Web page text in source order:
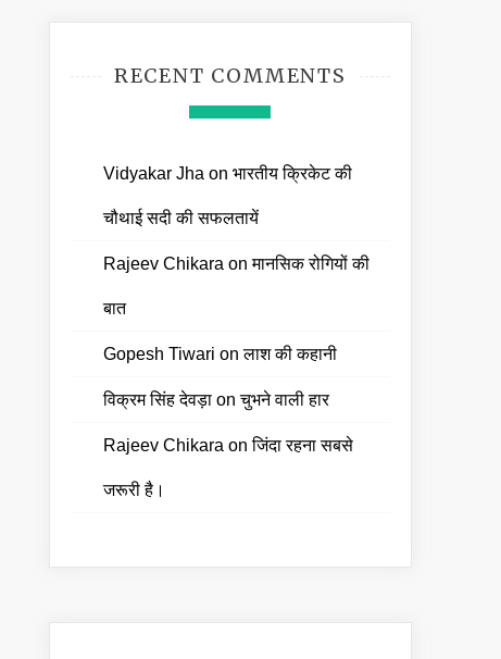
RECENT COMMENTS
Vidyakar Jha on भारतीय क्रिकेट की
चौथाई सदी की सफलतायें
Rajeev Chikara onमानसिक रोगियों की
बात
Gopesh Tiwari onलाश की कहानी
विक्रम सिंह देवड़ाonचुभने वाली हार
Rajeev Chikara onजिंदा रहना सबसे
जरूरी है।